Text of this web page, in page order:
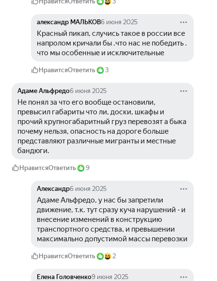
александр МАЛЬКОВ6 июня 2025
Красный пикап, случись такое в россии все
напролом кричали бы .что нас не победить .
что мы особенные и исключительные
НравитсяОтветить 3
Адаме Альфредо6 июня 2025
Не понял за что его вообще остановили,
превысил габариты что ли, доски, шкафы и
прочий крупногабаритный груз перевозят а быка
почему нельзя, опасность на дороге больше
представляют различные мигранты и местные
бандюги.
НравитсяОтветить 9
Александр6 июня 2025
Адаме Альфредо, у нас бы запретили
движение, т.к. тут сразу куча нарушений - и
внесение изменений в конструкцию
транспортного средства, и превышении
максимально допустимой массы перевозки
НравитсяОтветить 2
Елена Головченко9 июня 2025